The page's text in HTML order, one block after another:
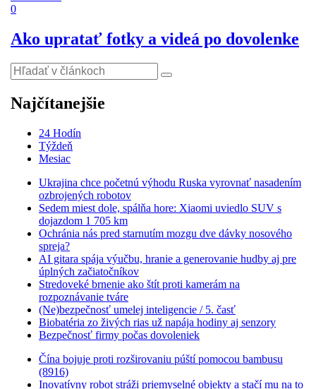
0
Ako upratať fotky a videá po dovolenke
Najčítanejšie
24 Hodín
Týždeň
Mesiac
Ukrajina chce početnú výhodu Ruska vyrovnať nasadením
ozbrojených robotov
Sedem miest dole, spálňa hore: Xiaomi uviedlo SUV s
dojazdom 1 705 km
Ochránia nás pred starnutím mozgu dve dávky nosového
spreja?
AI gitara spája výučbu, hranie a generovanie hudby aj pre
úplných začiatočníkov
Stredoveké brnenie ako štít proti kamerám na
rozpoznávanie tváre
(Ne)bezpečnosť umelej inteligencie / 5. časť
Biobatéria zo živých rias už napája hodiny aj senzory
Bezpečnosť firmy počas dovoleniek
Čína bojuje proti rozširovaniu púští pomocou bambusu
(8916)
Inovatívny robot stráži priemyselné objekty a stačí mu na to